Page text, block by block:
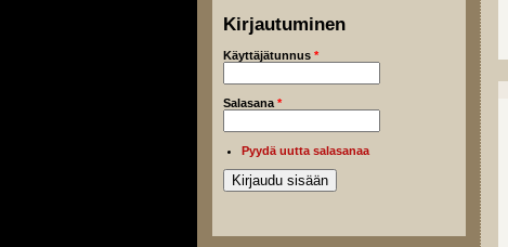
Kirjautuminen
Käyttäjätunnus *
Salasana *
Pyydä uutta salasanaa